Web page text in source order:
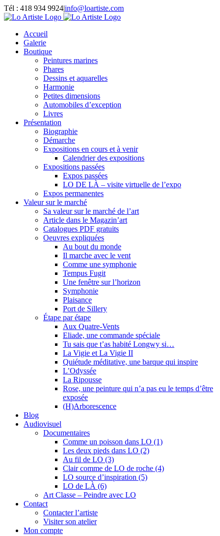
Passer
au
Tél : 418 934 9924|info@loartiste.com
Facebook
Instagram
Email
Pinterest
YouTube
Accueil
Galerie
Boutique
Peintures marines
Phares
Dessins et aquarelles
Harmonie
Petites dimensions
Automobiles d’exception
Livres
Présentation
Biographie
Démarche
Expositions en cours et à venir
Calendrier des expositions
Expositions passées
Expos passées
LO DE LÀ – visite virtuelle de l’expo
Expos permanentes
Valeur sur le marché
Sa valeur sur le marché de l’art
Article dans le Magazin’art
Catalogues PDF gratuits
Oeuvres expliquées
Au bout du monde
Il marche avec le vent
Comme une symphonie
Tempus Fugit
Une fenêtre sur l’horizon
Symphonie
Plaisance
Port de Sillery
Étape par étape
Aux Quatre-Vents
Eliade, une commande spéciale
Tu sais que t’as habité Longwy si…
La Vigie et La Vigie II
Quiétude méditative, une barque qui inspire
L’Odyssée
La Ripousse
Rose, une peinture qui n’a pas eu le temps d’être
exposée
(H)Arborescence
Blog
Audiovisuel
Documentaires
Comme un poisson dans LO (1)
Les deux pieds dans LO (2)
Au fil de LO (3)
Clair comme de LO de roche (4)
LO source d’inspiration (5)
LO de LÀ (6)
Art Classe – Peindre avec LO
Contact
Contacter l’artiste
Visiter son atelier
Mon compte